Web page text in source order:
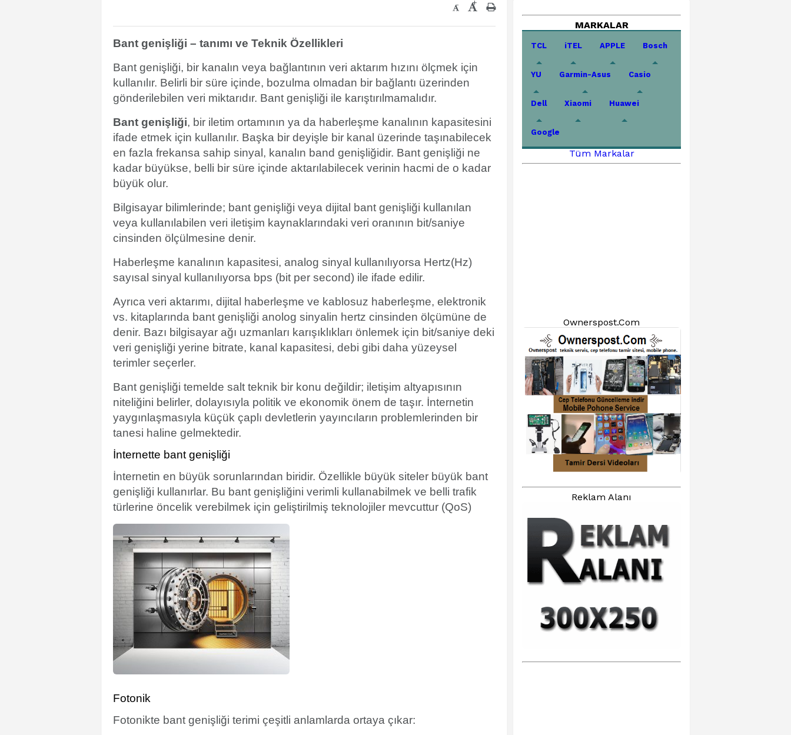
- +
Bant genişliği – tanımı ve Teknik Özellikleri
Bant genişliği, bir kanalın veya bağlantının veri aktarım hızını ölçmek için
kullanılır. Belirli bir süre içinde, bozulma olmadan bir bağlantı üzerinden
gönderilebilen veri miktarıdır. Bant genişliği ile karıştırılmamalıdır.
Bant genişliği, bir iletim ortamının ya da haberleşme kanalının kapasitesini
ifade etmek için kullanılır. Başka bir deyişle bir kanal üzerinde taşınabilecek
en fazla frekansa sahip sinyal, kanalın band genişliğidir. Bant genişliği ne
kadar büyükse, belli bir süre içinde aktarılabilecek verinin hacmi de o kadar
büyük olur.
Bilgisayar bilimlerinde; bant genişliği veya dijital bant genişliği kullanılan
veya kullanılabilen veri iletişim kaynaklarındaki veri oranının bit/saniye
cinsinden ölçülmesine denir.
Haberleşme kanalının kapasitesi, analog sinyal kullanılıyorsa Hertz(Hz)
sayısal sinyal kullanılıyorsa bps (bit per second) ile ifade edilir.
Ayrıca veri aktarımı, dijital haberleşme ve kablosuz haberleşme, elektronik
vs. kitaplarında bant genişliği anolog sinyalin hertz cinsinden ölçümüne de
denir. Bazı bilgisayar ağı uzmanları karışıklıkları önlemek için bit/saniye deki
veri genişliği yerine bitrate, kanal kapasitesi, debi gibi daha yüzeysel
terimler seçerler.
Bant genişliği temelde salt teknik bir konu değildir; iletişim altyapısının
niteliğini belirler, dolayısıyla politik ve ekonomik önem de taşır. İnternetin
yaygınlaşmasıyla küçük çaplı devletlerin yayıncıların problemlerinden bir
tanesi haline gelmektedir.
İnternette bant genişliği
İnternetin en büyük sorunlarından biridir. Özellikle büyük siteler büyük bant
genişliği kullanırlar. Bu bant genişliğini verimli kullanabilmek ve belli trafik
türlerine öncelik verebilmek için geliştirilmiş teknolojiler mevcuttur (QoS)
Fotonik
Fotonikte bant genişliği terimi çeşitli anlamlarda ortaya çıkar:
MARKALAR
TCL iTEL APPLE Bosch
YU Garmin-Asus Casio
Dell Xiaomi Huawei
Google
Tüm Markalar
Ownerspost.Com
Reklam Alanı